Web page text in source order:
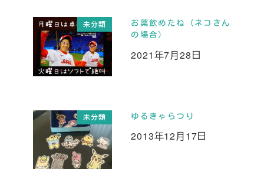
未分類
お薬飲めたね（ネコさん
の場合）
投稿日
2021年7月28日
未分類 ゆるきゃらつり
投稿日
2013年12月17日